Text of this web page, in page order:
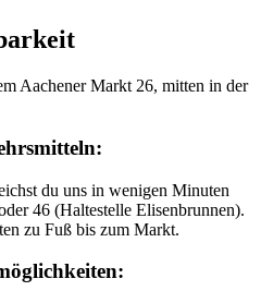
Aachener Markt 26, mitten in der
du uns in wenigen Minuten
46 (Haltestelle Elisenbrunnen).
zu Fuß bis zum Markt.